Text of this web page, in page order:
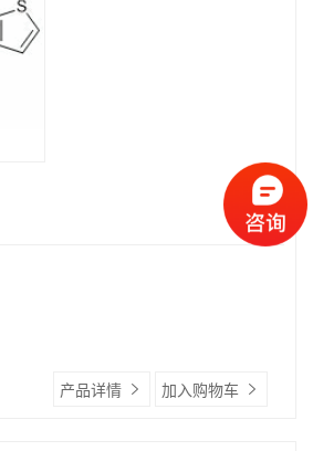
产品详情 加入购物车